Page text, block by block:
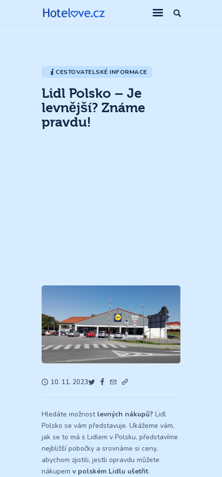
CESTOVATELSKÉ INFORMACE
Lidl Polsko – Je
levnější? Známe
pravdu!
10. 11. 2023
Hledáte možnost levných nákupů? Lidl
Polsko se vám představuje. Ukážeme vám,
jak se to má s Lidlem v Polsku, představíme
nejbližší pobočky a srovnáme si ceny,
abychom zjistili, jestli opravdu můžete
nákupem v polském Lidlu ušetřit.